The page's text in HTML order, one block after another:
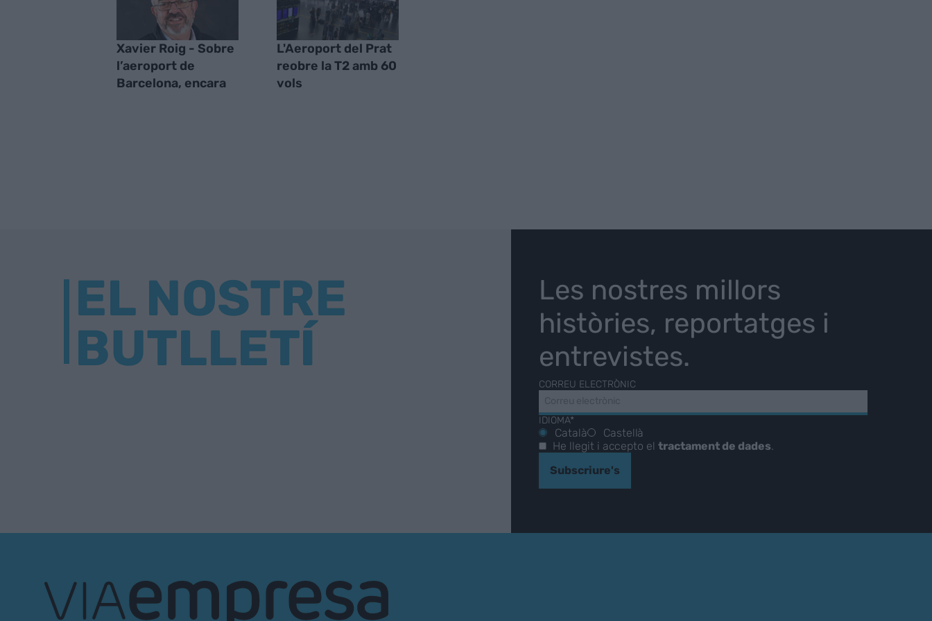
Xavier Roig - Sobre
l’aeroport de
Barcelona, encara
L'Aeroport del Prat
reobre la T2 amb 60
vols
EL NOSTRE
BUTLLETÍ
Les nostres millors
històries, reportatges i
entrevistes.
CORREU ELECTRÒNIC
IDIOMA*
Català
Castellà
He llegit i accepto el tractament de dades.
Subscriure's